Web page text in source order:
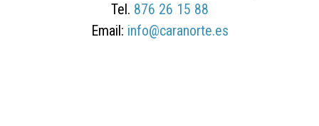
Tel. 876 26 15 88
Email: info@caranorte.es